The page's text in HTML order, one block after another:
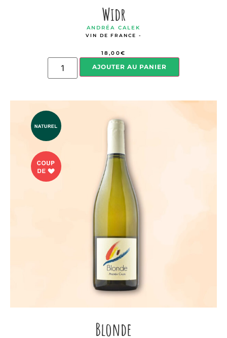
Widr
ANDRÉA CALEK
VIN DE FRANCE -
18,00€
AJOUTER AU PANIER
Blonde